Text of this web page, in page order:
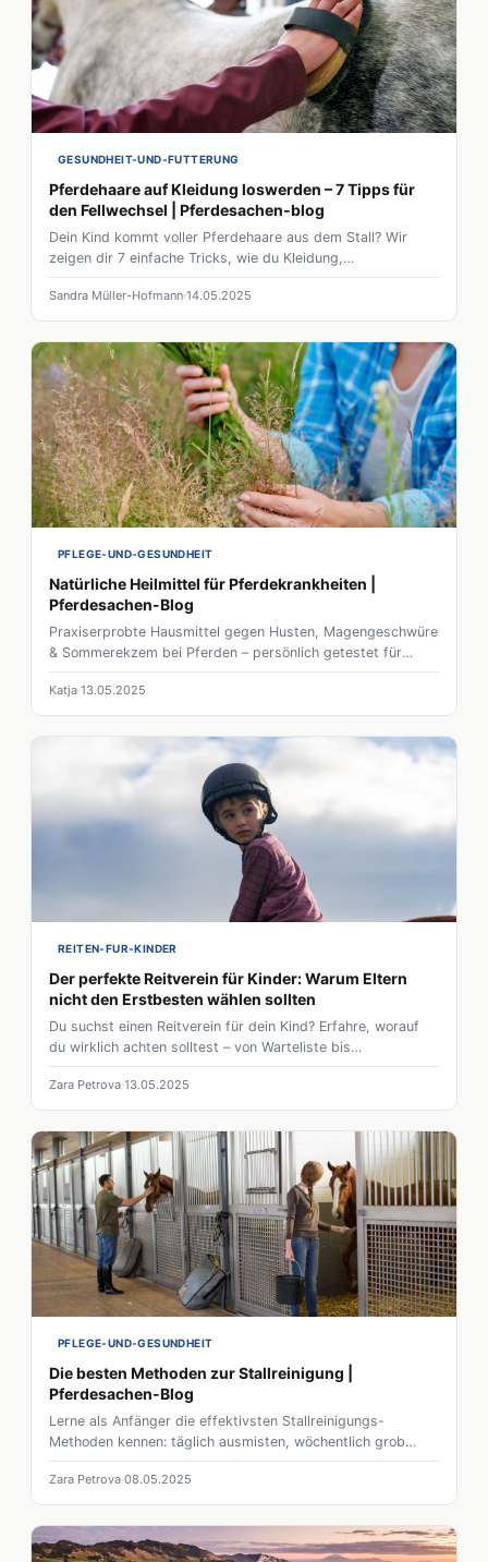
GESUNDHEIT-UND-FUTTERUNG
Pferdehaare auf Kleidung loswerden – 7 Tipps für
den Fellwechsel | Pferdesachen-blog
Dein Kind kommt voller Pferdehaare aus dem Stall? Wir
zeigen dir 7 einfache Tricks, wie du Kleidung,
Waschmaschine und Nerven beim Fellwechsel schonst –
inklusive Profi-Tipps von Oma!
Sandra Müller-Hofmann 14.05.2025
PFLEGE-UND-GESUNDHEIT
Natürliche Heilmittel für Pferdekrankheiten |
Pferdesachen-Blog
Praxiserprobte Hausmittel gegen Husten, Magengeschwüre
& Sommerekzem bei Pferden – persönlich getestet für
Anfänger, mit Sicherheitshinweis und Dosierungstipps.
Katja 13.05.2025
REITEN-FUR-KINDER
Der perfekte Reitverein für Kinder: Warum Eltern
nicht den Erstbesten wählen sollten
Du suchst einen Reitverein für dein Kind? Erfahre, worauf
du wirklich achten solltest – von Warteliste bis
Wohlfühlfaktor. 5 Tipps für die richtige Wahl!
Zara Petrova 13.05.2025
PFLEGE-UND-GESUNDHEIT
Die besten Methoden zur Stallreinigung |
Pferdesachen-Blog
Lerne als Anfänger die effektivsten Stallreinigungs-
Methoden kennen: täglich ausmisten, wöchentlich grob
reinigen & natürliche Reiniger einsetzen für ein gesundes
Stallklima.
Zara Petrova 08.05.2025